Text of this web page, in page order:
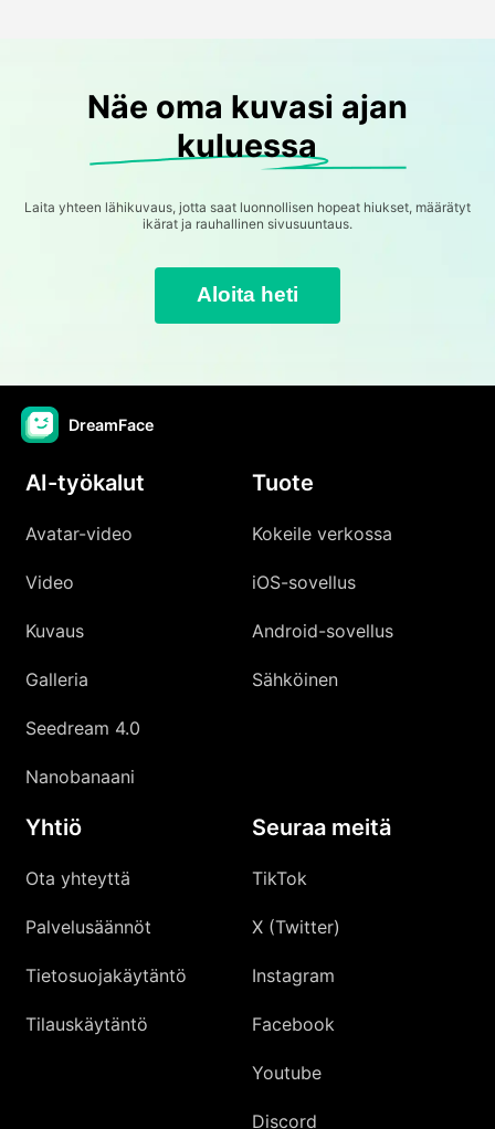
Näe oma kuvasi ajan
kuluessa
Laita yhteen lähikuvaus, jotta saat luonnollisen hopeat hiukset, määrätyt
ikärat ja rauhallinen sivusuuntaus.
Aloita heti
DreamFace
AI-työkalut
Avatar-video
Video
Kuvaus
Galleria
Seedream 4.0
Nanobanaani
Tuote
Kokeile verkossa
iOS-sovellus
Android-sovellus
Sähköinen
Yhtiö
Ota yhteyttä
Palvelusäännöt
Tietosuojakäytäntö
Tilauskäytäntö
Seuraa meitä
TikTok
X (Twitter)
Instagram
Facebook
Youtube
Discord